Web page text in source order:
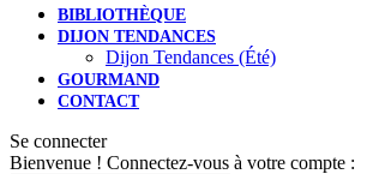
BIBLIOTHÈQUE
DIJON TENDANCES
Dijon Tendances (Été)
GOURMAND
CONTACT
Se connecter
Bienvenue ! Connectez-vous à votre compte :